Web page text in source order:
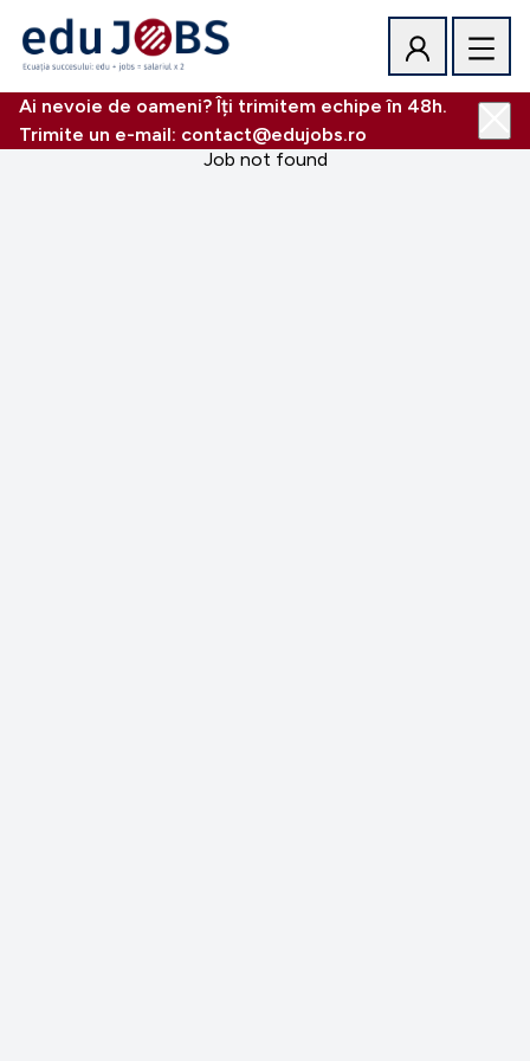
Ai nevoie de oameni? Îți trimitem echipe în 48h.
Trimite un e-mail: contact@edujobs.ro
Job not found